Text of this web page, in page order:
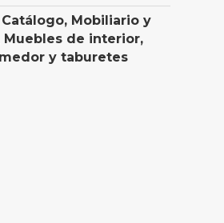
Catálogo, Mobiliario y
Muebles de interior,
y taburetes